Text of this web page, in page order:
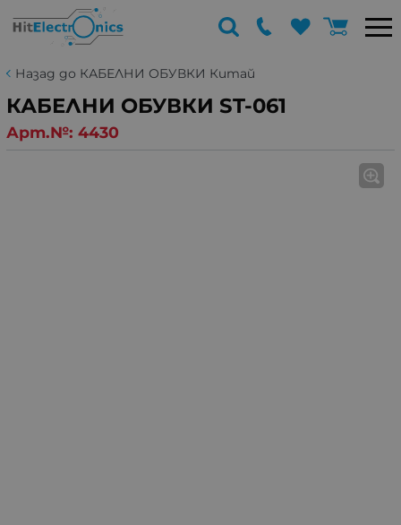
Назад до КАБЕЛНИ ОБУВКИ Китай
КАБЕЛНИ ОБУВКИ ST-061
Арт.№: 4430